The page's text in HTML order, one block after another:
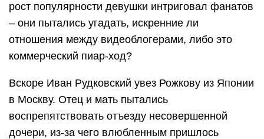
рост популярности девушки интриговал фанатов
– они пытались угадать, искренние ли
отношения между видеоблогерами, либо это
коммерческий пиар-ход?
Вскоре Иван Рудковский увез Рожкову из Японии
в Москву. Отец и мать пытались
воспрепятствовать отъезду несовершенной
дочери, из-за чего влюбленным пришлось